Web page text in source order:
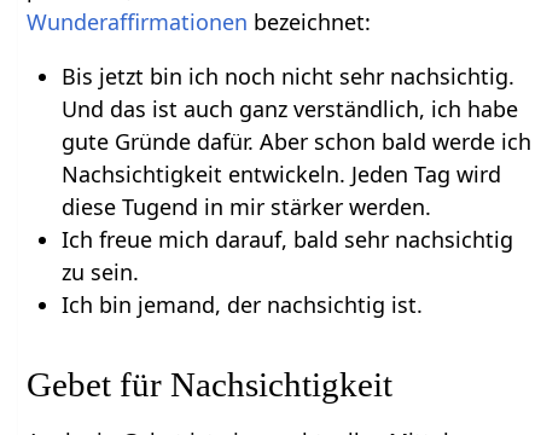
Wunderaffirmationen bezeichnet:
Bis jetzt bin ich noch nicht sehr nachsichtig.
Und das ist auch ganz verständlich, ich habe
gute Gründe dafür. Aber schon bald werde ich
Nachsichtigkeit entwickeln. Jeden Tag wird
diese Tugend in mir stärker werden.
Ich freue mich darauf, bald sehr nachsichtig
zu sein.
Ich bin jemand, der nachsichtig ist.
Gebet für Nachsichtigkeit